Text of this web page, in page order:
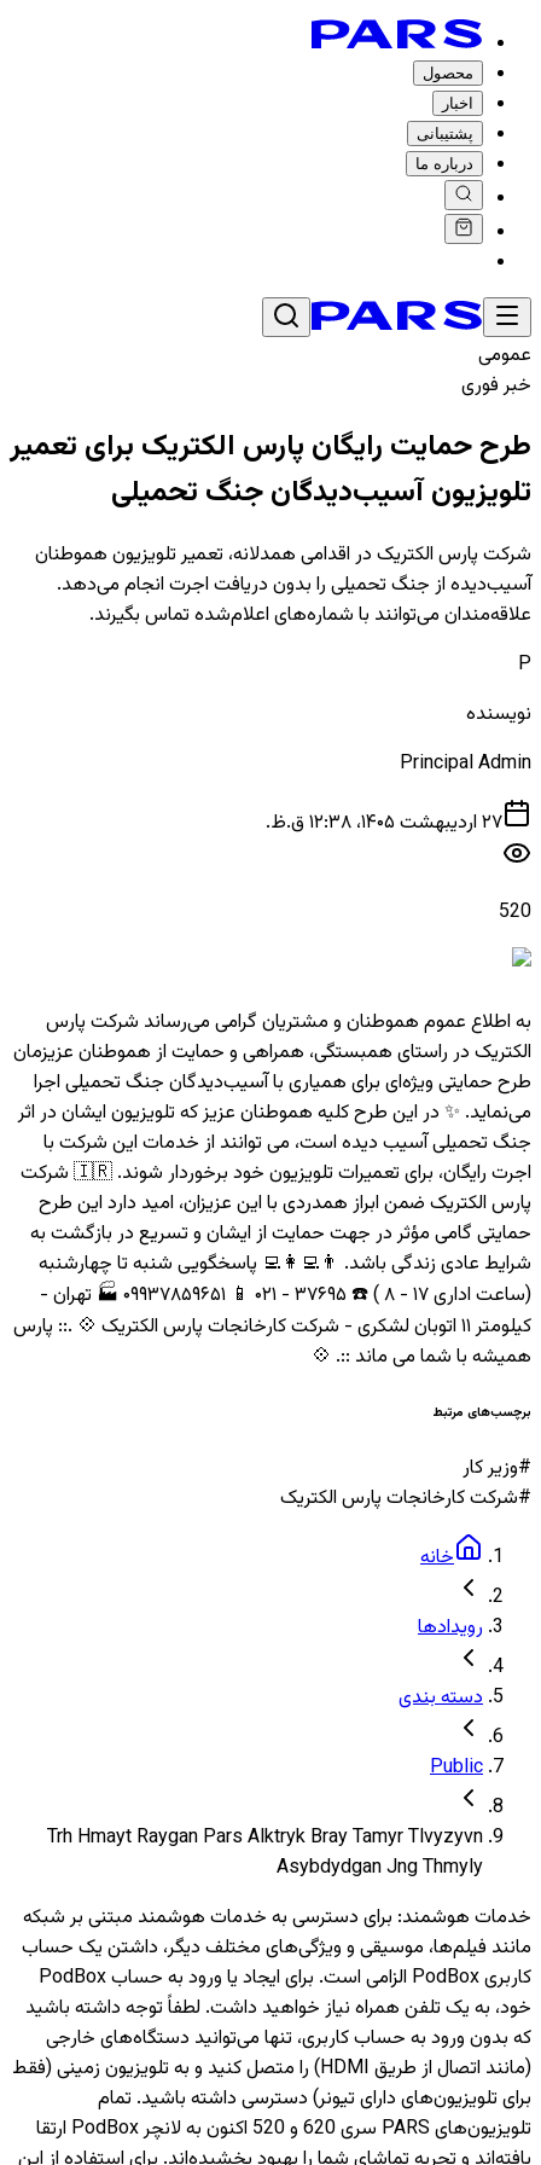
محصول
اخبار
پشتیبانی
درباره ما
عمومی
خبر فوری
طرح حمایت رایگان پارس الکتریک برای تعمیر
تلویزیون آسیب‌دیدگان جنگ تحمیلی
شرکت پارس الکتریک در اقدامی همدلانه، تعمیر تلویزیون هموطنان
آسیب‌دیده از جنگ تحمیلی را بدون دریافت اجرت انجام می‌دهد.
علاقه‌مندان می‌توانند با شماره‌های اعلام‌شده تماس بگیرند.
P
نویسنده
Principal Admin
۲۷ اردیبهشت ۱۴۰۵، ۱۲:۳۸ ق.ظ.
520
به اطلاع عموم هموطنان و مشتریان گرامی می‌رساند شرکت پارس
الکتریک در راستای همبستگی، همراهی و حمایت از هموطنان عزیزمان
طرح حمایتی ویژه‌ای برای همیاری با آسیب‌دیدگان جنگ تحمیلی اجرا
می‌نماید. ✨ در این طرح کلیه هموطنان عزیز که تلویزیون ایشان در اثر
جنگ تحمیلی آسیب دیده است، می توانند از خدمات این شرکت با
اجرت رایگان، برای تعمیرات تلویزیون خود برخوردار شوند. 🇮🇷 شرکت
پارس الکتریک ضمن ابراز همدردی با این عزیزان، امید دارد این طرح
حمایتی گامی مؤثر در جهت حمایت از ایشان و تسریع در بازگشت به
شرایط عادی زندگی باشد. 👨‍💻👩‍💻 پاسخگویی شنبه تا چهارشنبه
(ساعت اداری ۱۷ - ۸ ) ☎️ ۳۷۶۹۵ - ۰۲۱ 📱 ۰۹۹۳۷۸۵۹۶۵۱ 🏭 تهران -
کیلومتر ۱۱ اتوبان لشکری - شرکت کارخانجات پارس الکتریک 💠 .:: پارس
همیشه با شما می ماند ::. 💠
برچسب‌های مرتبط
#وزیر کار
#شرکت کارخانجات پارس الکتریک
خانه
رویدادها
دسته بندی
Public
Trh Hmayt Raygan Pars Alktryk Bray Tamyr Tlvyzyvn
Asybdydgan Jng Thmyly
خدمات هوشمند: برای دسترسی به خدمات هوشمند مبتنی بر شبکه
مانند فیلم‌ها، موسیقی و ویژگی‌های مختلف دیگر، داشتن یک حساب
کاربری PodBox الزامی است. برای ایجاد یا ورود به حساب PodBox
خود، به یک تلفن همراه نیاز خواهید داشت. لطفاً توجه داشته باشید
که بدون ورود به حساب کاربری، تنها می‌توانید دستگاه‌های خارجی
(مانند اتصال از طریق HDMI) را متصل کنید و به تلویزیون‌ زمینی (فقط
برای تلویزیون‌های دارای تیونر) دسترسی داشته باشید. تمام
تلویزیون‌های PARS سری 620 و 520 اکنون به لانچر PodBox ارتقا